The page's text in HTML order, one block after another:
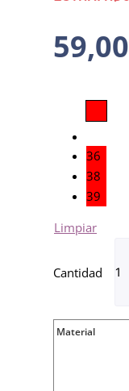
59,00
36
38
39
Limpiar
Material